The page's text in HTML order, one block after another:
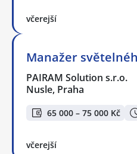
včerejší
Manažer
PAIRAM Solution s.r.o.
Nusle, Praha
65 000 – 75 000 Kč
včerejší